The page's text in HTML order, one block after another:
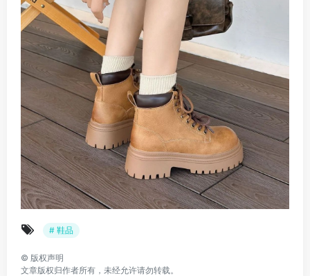
# 鞋品
© 版权声明
文章版权归作者所有，未经允许请勿转载。